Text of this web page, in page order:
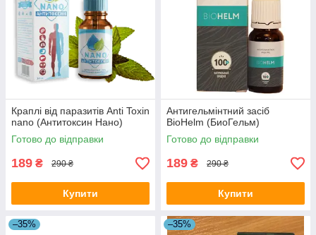
Краплі від паразитів Anti Toxin
nano (Антитоксин Нано)
Готово до відправки
189 ₴ 290 ₴
Купити
Антигельмінтний засіб
BioHelm (БиоГельм)
Готово до відправки
189 ₴ 290 ₴
Купити
–35% –35%